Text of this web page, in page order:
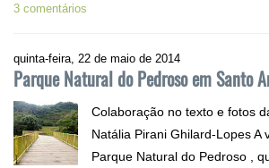
3 comentários
quinta-feira, 22 de maio de 2014
Parque Natural do Pedroso em Santo
Colaboração no texto e fotos
Natália Pirani Ghilard-Lopes A
Parque Natural do Pedroso ,